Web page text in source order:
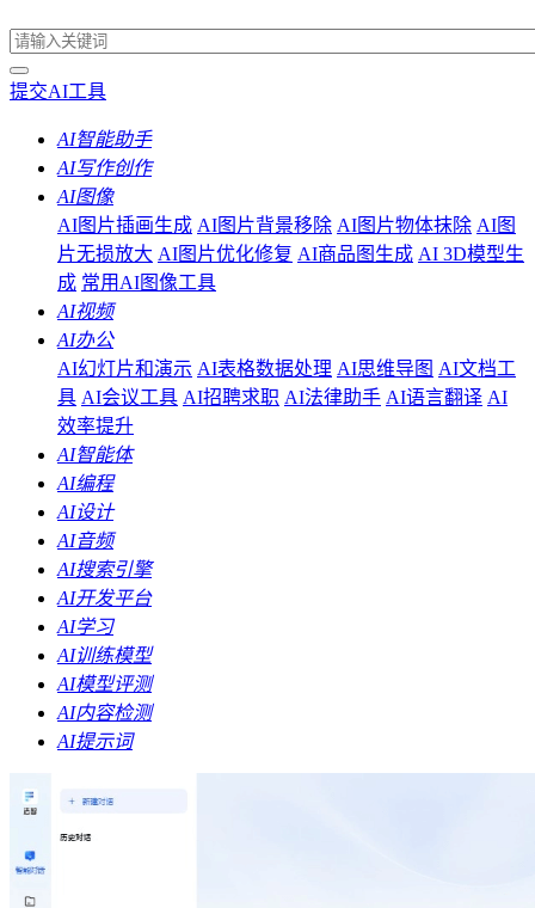
提交AI工具
AI智能助手
AI写作创作
AI图像
AI图片插画生成 AI图片背景移除 AI图片物体抹除 AI图
片无损放大 AI图片优化修复 AI商品图生成 AI 3D模型生
成 常用AI图像工具
AI视频
AI办公
AI幻灯片和演示 AI表格数据处理 AI思维导图 AI文档工
具 AI会议工具 AI招聘求职 AI法律助手 AI语言翻译 AI
效率提升
AI智能体
AI编程
AI设计
AI音频
AI搜索引擎
AI开发平台
AI学习
AI训练模型
AI模型评测
AI内容检测
AI提示词